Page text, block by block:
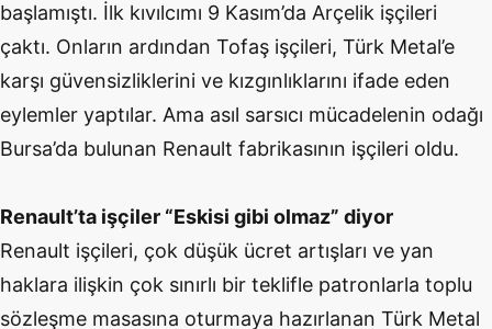
başlamıştı. İlk kıvılcımı 9 Kasım’da Arçelik işçileri
çaktı. Onların ardından Tofaş işçileri, Türk Metal’e
karşı güvensizliklerini ve kızgınlıklarını ifade eden
eylemler yaptılar. Ama asıl sarsıcı mücadelenin odağı
Bursa’da bulunan Renault fabrikasının işçileri oldu.
Renault’ta işçiler “Eskisi gibi olmaz” diyor
Renault işçileri, çok düşük ücret artışları ve yan
haklara ilişkin çok sınırlı bir teklifle patronlarla toplu
sözleşme masasına oturmaya hazırlanan Türk Metal